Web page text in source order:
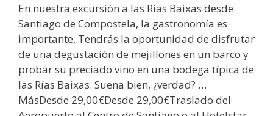
En nuestra excursión a las Rías Baixas desde
Santiago de Compostela, la gastronomía es
importante. Tendrás la oportunidad de disfrutar
de una degustación de mejillones en un barco y
probar su preciado vino en una bodega típica de
las Rías Baixas. Suena bien, ¿verdad? …
MásDesde 29,00€Desde 29,00€Traslado del